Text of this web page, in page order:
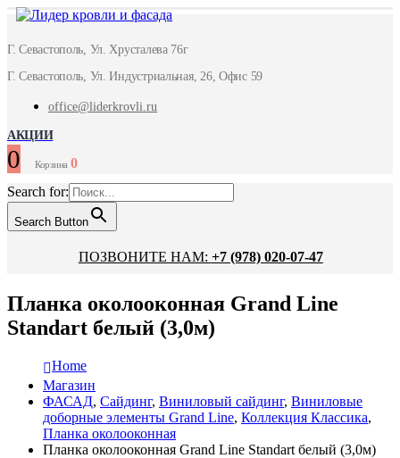
Г. Севастополь, Ул. Хрусталева 76г
Г. Севастополь, Ул. Индустриальная, 26, Офис 59
office@liderkrovli.ru
АКЦИИ
0 Корзина 0
Search for:
Search Button
ПОЗВОНИТЕ НАМ: +7 (978) 020-07-47
Планка околооконная Grand Line
Standart белый (3,0м)
Home
Магазин
ФАСАД, Сайдинг, Виниловый сайдинг, Виниловые
доборные элементы Grand Line, Коллекция Классика,
Планка околооконная
Планка околооконная Grand Line Standart белый (3,0м)